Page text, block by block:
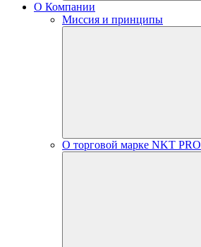
О Компании
Миссия и принципы
О торговой марке NKT PRO